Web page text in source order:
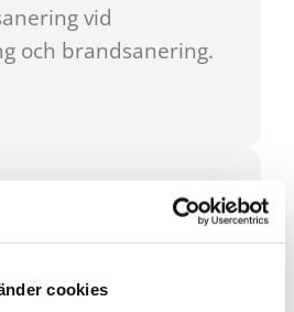
cookies
vid
och brandsanering.